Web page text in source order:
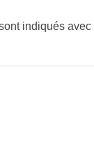
indiqués avec